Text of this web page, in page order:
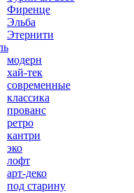
Фиренце
Эльба
Этернити
модерн
хай-тек
современные
классика
прованс
ретро
кантри
эко
лофт
арт-деко
под старину